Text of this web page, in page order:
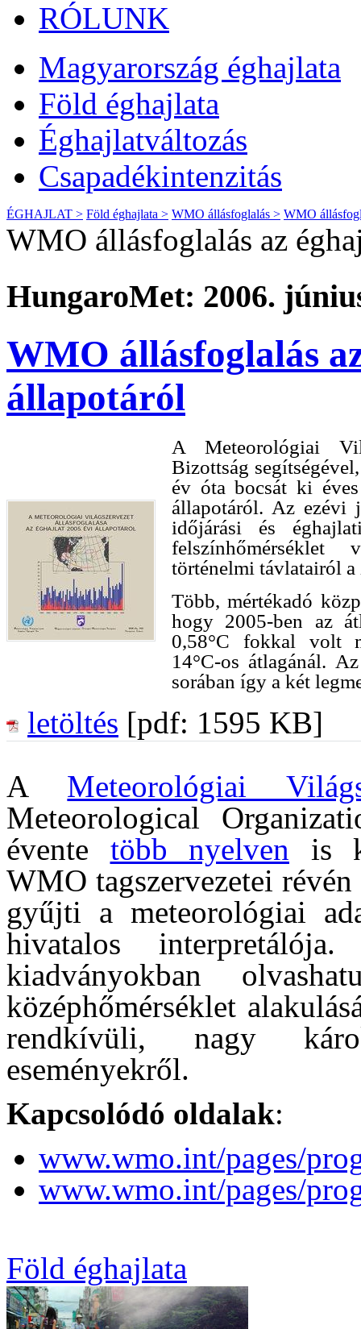
RÓLUNK
Magyarország éghajlata
Föld éghajlata
Éghajlatváltozás
Csapadékintenzitás
ÉGHAJLAT > Föld éghajlata > WMO állásfoglalás > WMO
WMO állásfoglalás az
HungaroMet: 2006.
WMO állásfoglalás
állapotáról
A Meteorológiai
Bizottság
év óta bocsát ki
állapotáról. Az ezévi
időjárási és
felszínhőmérséklet
történelmi távlatairól a
Több, mértékadó
hogy 2005-ben az
0,58°C fokkal volt
14°C-os átlagánál.
sorában így a két
letöltés [pdf: 1595 KB]
A Meteorológiai
Meteorological
évente több nyelven is
WMO tagszervezetei
gyűjti a meteorológiai
hivatalos
kiadványokban
középhőmérséklet
rendkívüli, nagy
eseményekről.
Kapcsolódó oldalak:
www.wmo.int/pages/
www.wmo.int/pages/
Föld éghajlata